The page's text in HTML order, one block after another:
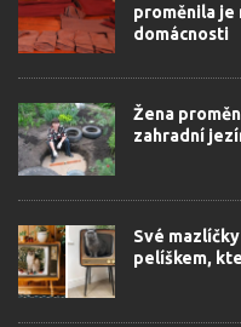
proměnila je
domácnosti
Žena
zahradní
Své
pelíškem,